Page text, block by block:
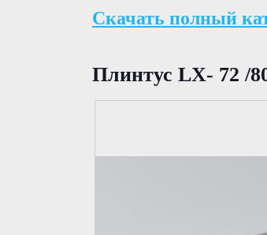
Скачать полный
Плинтус LX- 72 /